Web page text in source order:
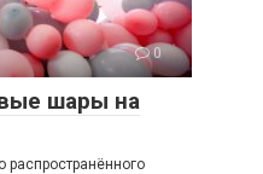
0
шары на
распространённого